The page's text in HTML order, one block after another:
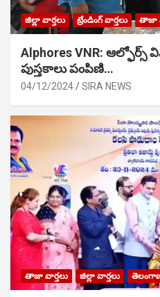
జిల్లా వార్తలు ట్రేండింగ్ వార్తలు తాజా
Alphores VNR: ఆల్ఫోర్స్
పుస్తకాలు పంపిణి…
04/12/2024 SIRA NEWS
తాజా వార్తలు జిల్లా వార్తలు